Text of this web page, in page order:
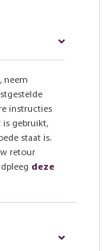
neem
instructies
gebruikt,
staat is.
retour
deze